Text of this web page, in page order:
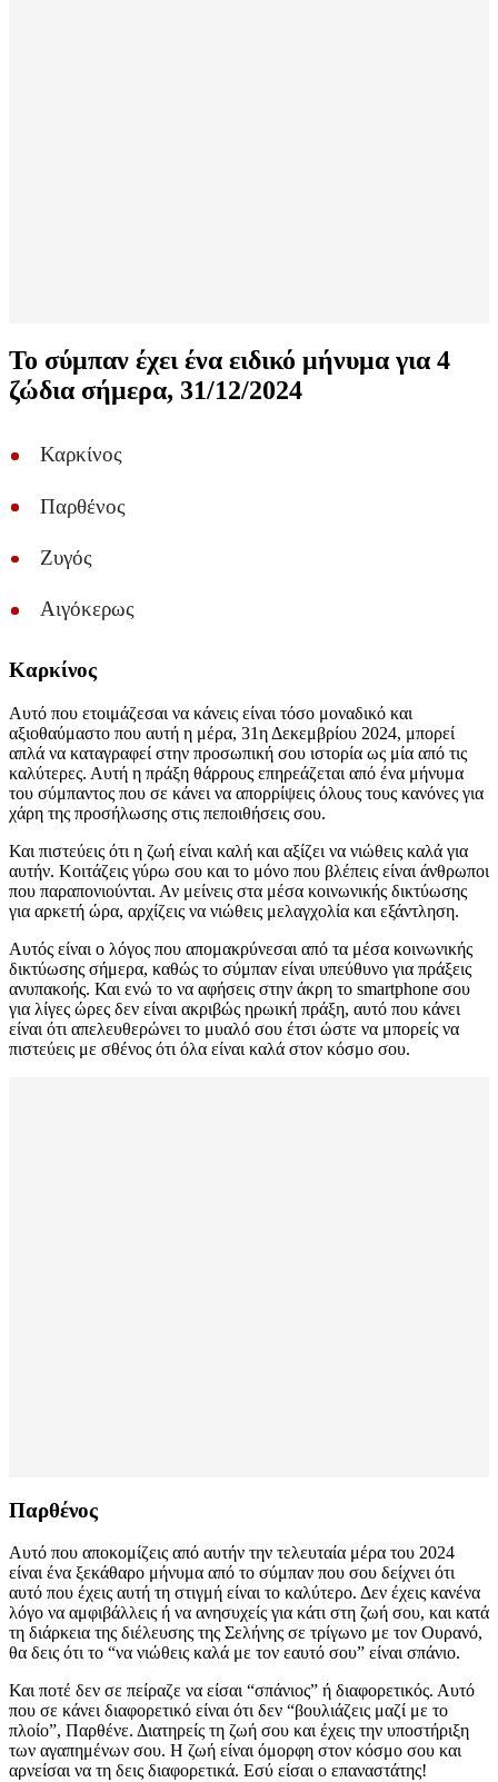
Το σύμπαν έχει ένα ειδικό μήνυμα για 4
ζώδια σήμερα, 31/12/2024
Καρκίνος
Παρθένος
Ζυγός
Αιγόκερως
Καρκίνος
Αυτό που ετοιμάζεσαι να κάνεις είναι τόσο μοναδικό και
αξιοθαύμαστο που αυτή η μέρα, 31η Δεκεμβρίου 2024, μπορεί
απλά να καταγραφεί στην προσωπική σου ιστορία ως μία από τις
καλύτερες. Αυτή η πράξη θάρρους επηρεάζεται από ένα μήνυμα
του σύμπαντος που σε κάνει να απορρίψεις όλους τους κανόνες για
χάρη της προσήλωσης στις πεποιθήσεις σου.
Και πιστεύεις ότι η ζωή είναι καλή και αξίζει να νιώθεις καλά για
αυτήν. Κοιτάζεις γύρω σου και το μόνο που βλέπεις είναι άνθρωποι
που παραπονιούνται. Αν μείνεις στα μέσα κοινωνικής δικτύωσης
για αρκετή ώρα, αρχίζεις να νιώθεις μελαγχολία και εξάντληση.
Αυτός είναι ο λόγος που απομακρύνεσαι από τα μέσα κοινωνικής
δικτύωσης σήμερα, καθώς το σύμπαν είναι υπεύθυνο για πράξεις
ανυπακοής. Και ενώ το να αφήσεις στην άκρη το smartphone σου
για λίγες ώρες δεν είναι ακριβώς ηρωική πράξη, αυτό που κάνει
είναι ότι απελευθερώνει το μυαλό σου έτσι ώστε να μπορείς να
πιστεύεις με σθένος ότι όλα είναι καλά στον κόσμο σου.
Παρθένος
Αυτό που αποκομίζεις από αυτήν την τελευταία μέρα του 2024
είναι ένα ξεκάθαρο μήνυμα από το σύμπαν που σου δείχνει ότι
αυτό που έχεις αυτή τη στιγμή είναι το καλύτερο. Δεν έχεις κανένα
λόγο να αμφιβάλλεις ή να ανησυχείς για κάτι στη ζωή σου, και κατά
τη διάρκεια της διέλευσης της Σελήνης σε τρίγωνο με τον Ουρανό,
θα δεις ότι το “να νιώθεις καλά με τον εαυτό σου” είναι σπάνιο.
Και ποτέ δεν σε πείραζε να είσαι “σπάνιος” ή διαφορετικός. Αυτό
που σε κάνει διαφορετικό είναι ότι δεν “βουλιάζεις μαζί με το
πλοίο”, Παρθένε. Διατηρείς τη ζωή σου και έχεις την υποστήριξη
των αγαπημένων σου. Η ζωή είναι όμορφη στον κόσμο σου και
αρνείσαι να τη δεις διαφορετικά. Εσύ είσαι ο επαναστάτης!